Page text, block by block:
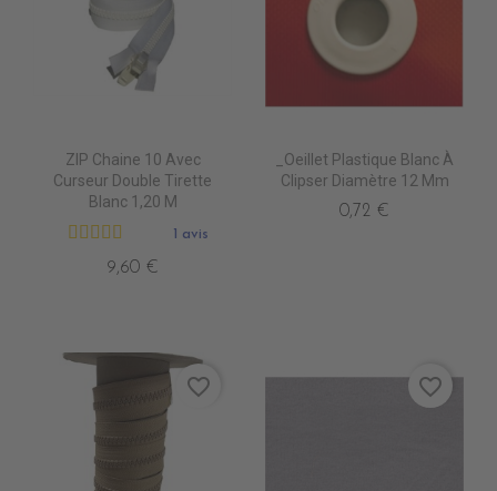
ZIP Chaine 10 Avec
Curseur Double Tirette
Blanc 1,20 M
1 avis
9,60 €
_Oeillet Plastique Blanc À
Clipser Diamètre 12 Mm
0,72 €
favorite_border favorite_border